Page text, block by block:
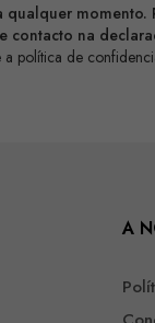
qualquer
contacto na
política de
A